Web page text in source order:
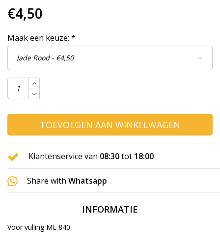
€4,50
Maak een keuze: *
TOEVOEGEN AAN WINKELWAGEN
Klantenservice van 08:30tot 18:00
Share with Whatsapp
INFORMATIE
Voor vulling ML 840